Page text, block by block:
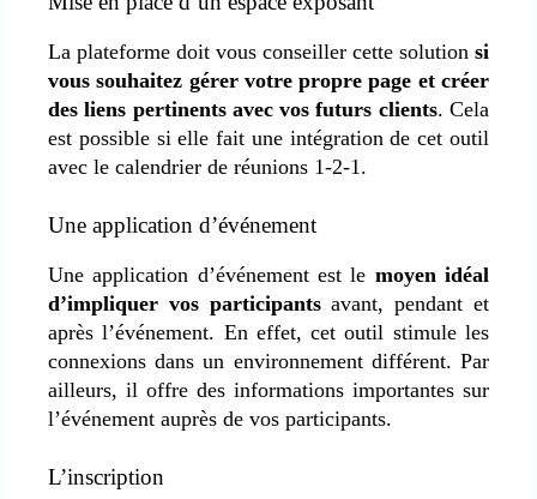
La plateforme doit vous conseiller cette solution si
vous souhaitez gérer votre propre page et créer
des liens pertinents avec vos futurs clients. Cela
est possible si elle fait une intégration de cet outil
avec le calendrier de réunions 1-2-1.
Une application d’événement
Une application d’événement est le moyen idéal
d’impliquer vos participantsavant, pendant et
après l’événement. En effet, cet outil stimule les
connexions dans un environnement différent. Par
ailleurs, il offre des informations importantes sur
l’événement auprès de vos participants.
L’inscription